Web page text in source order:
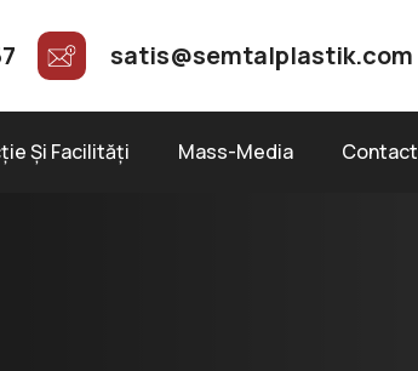
satis@semtalplastik.com
Și Facilități Mass-Media Contact